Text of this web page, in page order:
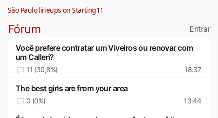
São Paulo lineups on Starting11
Fórum
Entrar
Você prefere contratar um Viveiros ou renovar com
um Calleri?
11 (30,8%) 18:37
The best girls are from your area
0 (0%) 13:44